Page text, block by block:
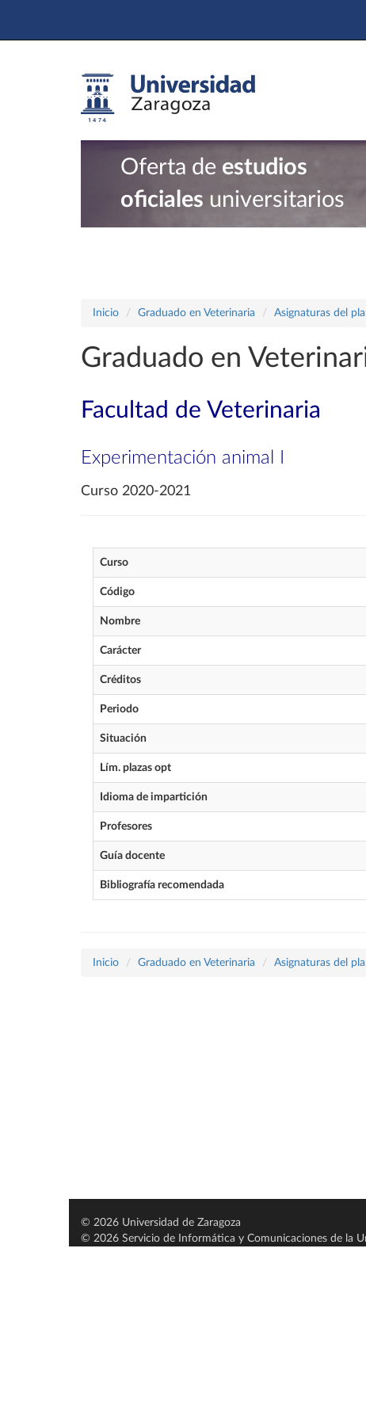
Oferta de estudios
oficiales universitarios
Inicio Graduado en Veterinaria Asignaturas del
Graduado en
Facultad de Veterinaria
Experimentación animal I
Curso 2020-2021
Curso
Código
Nombre
Carácter
Créditos
Periodo
Situación
Lím. plazas opt
Idioma de impartición
Profesores
Guía docente
Bibliografía recomendada
Inicio Graduado en Veterinaria Asignaturas del
© 2026 Universidad de Zaragoza
© 2026 Servicio de Informática y Comunicaciones de la